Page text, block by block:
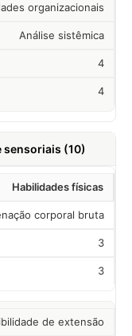
organizacionais
Análise sistêmica
4
4
sensoriais (10)
Habilidades físicas
corporal bruta
3
3
de extensão